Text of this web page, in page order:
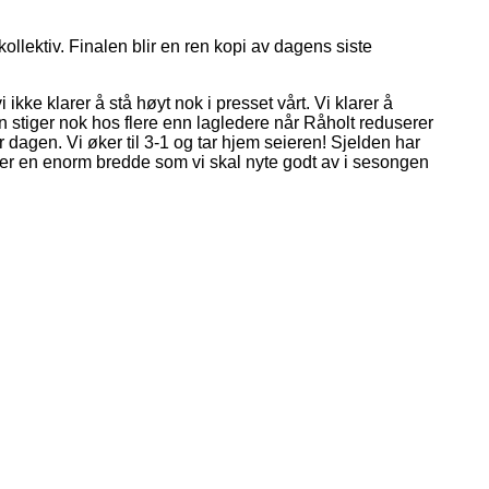
Finalen blir en ren kopi av dagens siste
klarer å stå høyt nok i presset vårt. Vi klarer å
nok hos flere enn lagledere når Råholt reduserer
Vi øker til 3-1 og tar hjem seieren! Sjelden har
en enorm bredde som vi skal nyte godt av i sesongen